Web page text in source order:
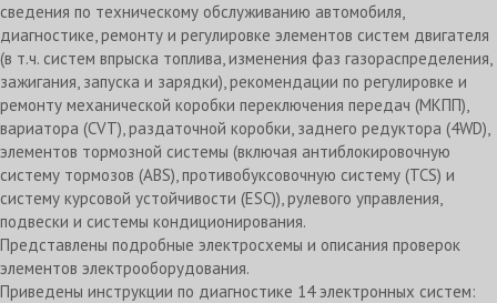
сведения по техническому обслуживанию автомобиля,
диагностике, ремонту и регулировке элементов систем двигателя
(в т.ч. систем впрыска топлива, изменения фаз газораспределения,
зажигания, запуска и зарядки), рекомендации по регулировке и
ремонту механической коробки переключения передач (МКПП),
вариатора (CVT), раздаточной коробки, заднего редуктора (4WD),
элементов тормозной системы (включая антиблокировочную
систему тормозов (ABS), противобуксовочную систему (TCS) и
систему курсовой устойчивости (ESС)), рулевого управления,
подвески и системы кондиционирования.
Представлены подробные электросхемы и описания проверок
элементов электрооборудования.
Приведены инструкции по диагностике 14 электронных систем: